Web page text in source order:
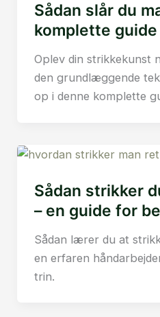
Sådan slår du
komplette guide
Oplev din strikkekunst
den grundlæggende
op i denne komplette
Sådan strikker
– en guide for
Sådan lærer du at
en erfaren
trin.